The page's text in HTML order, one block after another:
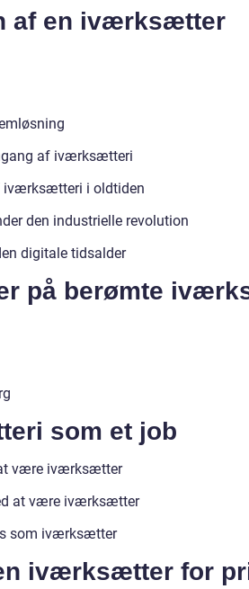
af en iværksætter
af iværksætteri
iværksætteri i oldtiden
den industrielle revolution
digitale tidsalder
på berømte
som et job
være iværksætter
at være iværksætter
som iværksætter
iværksætter for